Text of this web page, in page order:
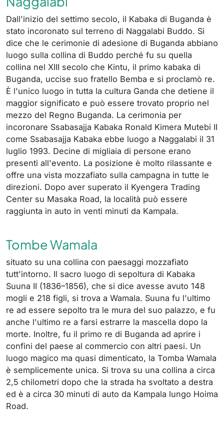
Dall'inizio del settimo secolo, il Kabaka di Buganda è
stato incoronato sul terreno di Naggalabi Buddo. Si
dice che le cerimonie di adesione di Buganda abbiano
luogo sulla collina di Buddo perché fu su quella
collina nel XIII secolo che Kintu, il primo kabaka di
Buganda, uccise suo fratello Bemba e si proclamò re.
È l'unico luogo in tutta la cultura Ganda che detiene il
maggior significato e può essere trovato proprio nel
mezzo del Regno Buganda. La cerimonia per
incoronare Ssabasajja Kabaka Ronald Kimera Mutebi II
come Ssabasajja Kabaka ebbe luogo a Naggalabi il 31
luglio 1993. Decine di migliaia di persone erano
presenti all'evento. La posizione è molto rilassante e
offre una vista mozzafiato sulla campagna in tutte le
direzioni. Dopo aver superato il Kyengera Trading
Center su Masaka Road, la località può essere
raggiunta in auto in venti minuti da Kampala.
Tombe Wamala
situato su una collina con paesaggi mozzafiato
tutt'intorno. Il sacro luogo di sepoltura di Kabaka
Suuna II (1836–1856), che si dice avesse avuto 148
mogli e 218 figli, si trova a Wamala. Suuna fu l'ultimo
re ad essere sepolto tra le mura del suo palazzo, e fu
anche l'ultimo re a farsi estrarre la mascella dopo la
morte. Inoltre, fu il primo re di Buganda ad aprire i
confini del paese al commercio con altri paesi. Un
luogo magico ma quasi dimenticato, la Tomba Wamala
è semplicemente unica. Si trova su una collina a circa
2,5 chilometri dopo che la strada ha svoltato a destra
ed è a circa 30 minuti di auto da Kampala lungo Hoima
Road.